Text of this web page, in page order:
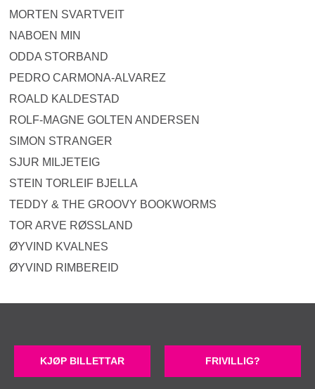
MORTEN SVARTVEIT
NABOEN MIN
ODDA STORBAND
PEDRO CARMONA-ALVAREZ
ROALD KALDESTAD
ROLF-MAGNE GOLTEN ANDERSEN
SIMON STRANGER
SJUR MILJETEIG
STEIN TORLEIF BJELLA
TEDDY & THE GROOVY BOOKWORMS
TOR ARVE RØSSLAND
ØYVIND KVALNES
ØYVIND RIMBEREID
KJØP BILLETTAR FRIVILLIG?